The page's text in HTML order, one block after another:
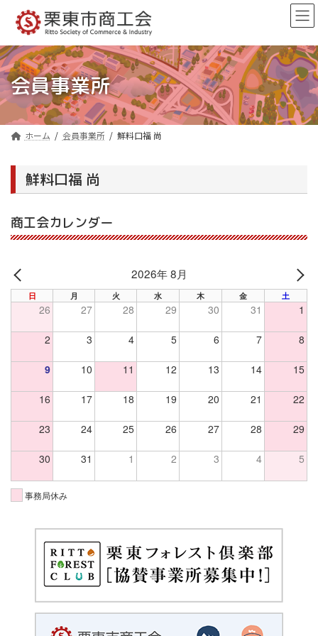
ン
ツ
へ
ス
キ
ッ
ー
シ
ョ
ン
に
移
会員事業所
ホーム 会員事業所 鮮料口福 尚
鮮料口福 尚
商工会カレンダー
PREV
2026年 8月
日 月 火 水 木 金 土
26 27 28 29 30 31 1
2 3 4 5 6 7 8
9 10 11 12 13 14 15
16 17 18 19 20 21 22
23 24 25 26 27 28 29
30 31 1 2 3 4 5
事務局休み